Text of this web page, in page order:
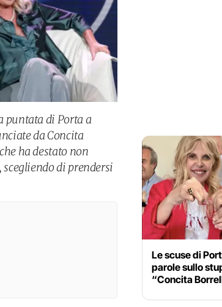
puntata di Porta a
da Concita
ha destato non
di prendersi
Le scuse di
parole sullo
“Concita